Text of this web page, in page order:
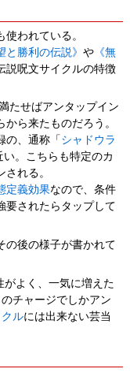
使われている。
と勝利の伝説》や 《無
説呪文サイクルの特徴
たせばアンタップイン
ら来たものだろう。
の、通称「 シャドウラ
い。こちらも特定のカ
れる。
定義効果なので、条件
要されたらタップして
の後の様子が書かれて
がよく、一気に増えた
チャージでしかアン
ルには出来ない芸当